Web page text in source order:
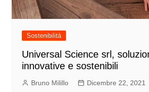
Sostenibilità
Universal Science srl,
innovative e sostenibili
Bruno Milillo Dicembre 22, 2021